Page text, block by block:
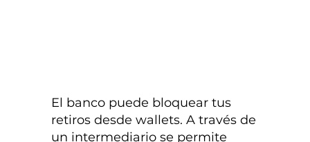
El banco puede bloquear tus
retiros desde wallets. A través de
un intermediario se permite